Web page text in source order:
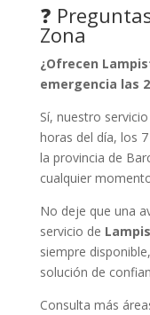
❓
Zona
¿Ofrecen
emergencia las
Sí, nuestro
horas del día, los
la provincia de
cualquier
No deje que una
servicio de
siempre
solución de
Consulta más